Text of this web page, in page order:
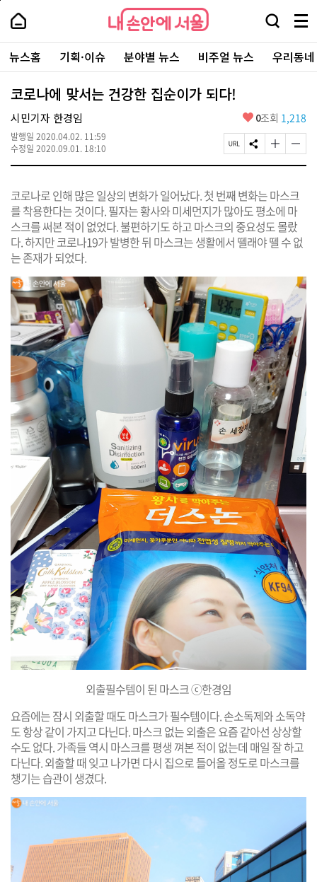
본
로
가
내
손
안
에
서
울
-
서
울
시
대
표
소
털
내
손
에
울
검
창
열
기
메
뉴
전
체
보
주
요
서
뉴스홈 기획·이슈 분야별 뉴스 비주얼 뉴스 우리동
코로나에 맞서는 건강한 집순이가 되다!
시민기자 한경임
발행일 2020.04.02. 11:59
수정일 2020.09.01. 18:10
좋
요
0조회 1,218
페
이
R
L
복
사
S
N
유
하
기
글
자
크
게
변
경
하
글
자
작
게
변
경
하
코로나로 인해 많은 일상의 변화가 일어났다. 첫 번째 변화는 마스크
를 착용한다는 것이다. 필자는 황사와 미세먼지가 많아도 평소에 마
스크를 써본 적이 없었다. 불편하기도 하고 마스크의 중요성도 몰랐
다. 하지만 코로나19가 발병한 뒤 마스크는 생활에서 뗄래야 뗄 수 없
는 존재가 되었다.
외출필수템이 된 마스크 ⓒ한경임
요즘에는 잠시 외출할 때도 마스크가 필수템이다. 손소독제와 소독약
도 항상 같이 가지고 다닌다. 마스크 없는 외출은 요즘 같아선 상상할
수도 없다. 가족들 역시 마스크를 평생 껴본 적이 없는데 매일 잘 하고
다닌다. 외출할 때 잊고 나가면 다시 집으로 들어올 정도로 마스크를
챙기는 습관이 생겼다.
페
상
단
로